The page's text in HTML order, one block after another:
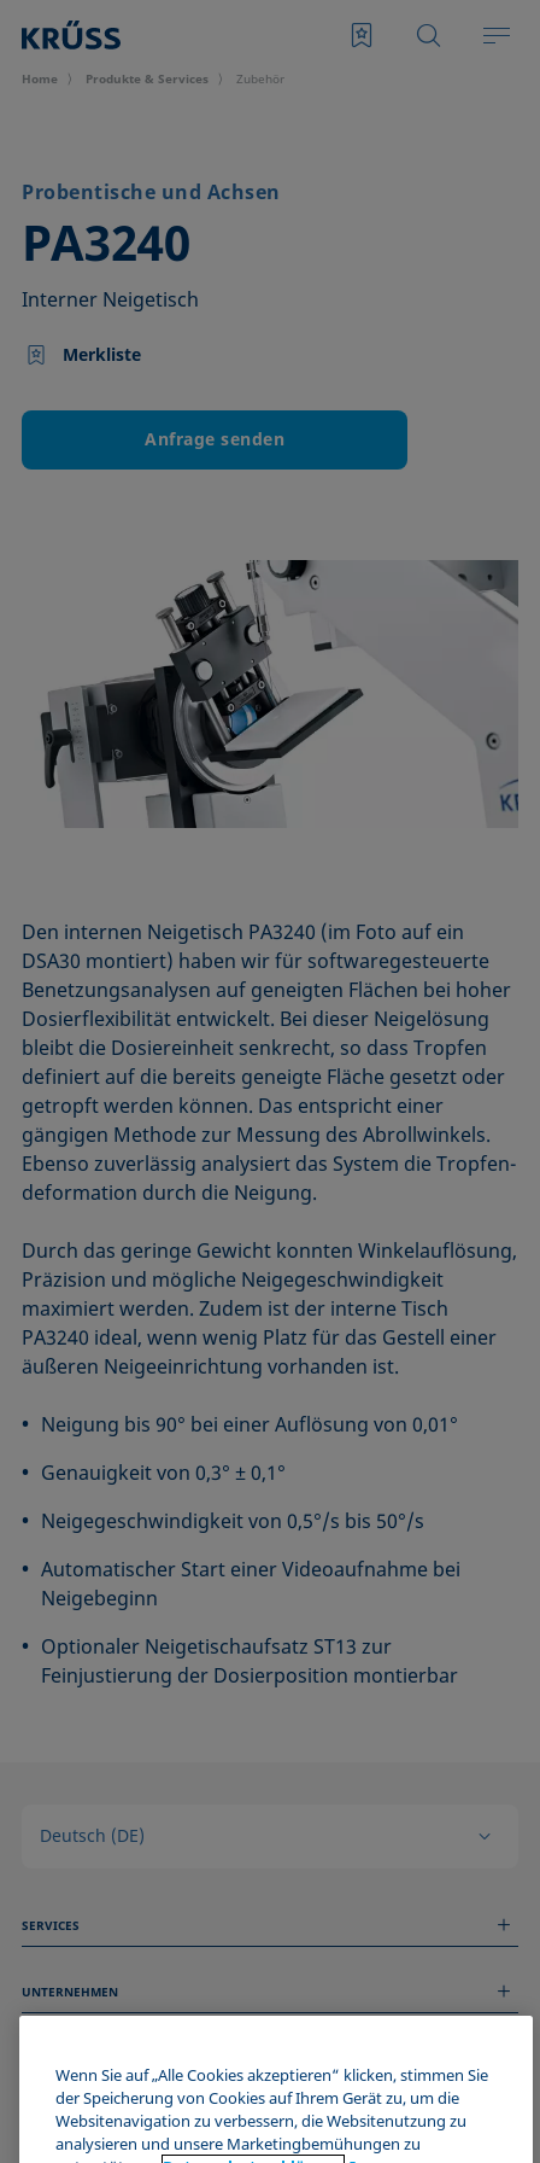
Home Produkte & Services Zubehör
Probentische und Achsen
PA3240
–
Interner Neigetisch
Merkliste
Anfrage senden
Den internen Neigetisch PA3240 (im Foto auf ein
DSA30 montiert) haben wir für software­gesteuerte
Benetzungs­analysen auf geneigten Flächen bei hoher
Dosier­flexibilität entwickelt. Bei dieser Neige­lösung
bleibt die Dosier­einheit senkrecht, so dass Tropfen
definiert auf die bereits geneigte Fläche gesetzt oder
getropft werden können. Das entspricht einer
gängigen Methode zur Messung des Abrollwinkels.
Ebenso zuverlässig analysiert das System die Tropfen­
deformation durch die Neigung.
Durch das geringe Gewicht konnten Winkel­auflösung,
Präzision und mögliche Neige­geschwindigkeit
maximiert werden. Zudem ist der interne Tisch
PA3240 ideal, wenn wenig Platz für das Gestell einer
äußeren Neige­einrichtung vorhanden ist.
Neigung bis 90° bei einer Auflösung von 0,01°
Genauigkeit von 0,3° ± 0,1°
Neigegeschwindigkeit von 0,5°/s bis 50°/s
Automatischer Start einer Videoaufnahme bei
Neigebeginn
Optionaler Neigetischaufsatz ST13 zur
Feinjustierung der Dosierposition montierbar
Deutsch (DE)
SERVICES
Technischer Service
UNTERNEHMEN
Stellenangebote
Events
Impressum
Datenschutzerklärung
WERDE TEIL DER KRÜSS COMMUNITY
Wenn Sie auf „Alle Cookies akzeptieren“ klicken, stimmen Sie
der Speicherung von Cookies auf Ihrem Gerät zu, um die
Websitenavigation zu verbessern, die Websitenutzung zu
analysieren und unsere Marketingbemühungen zu